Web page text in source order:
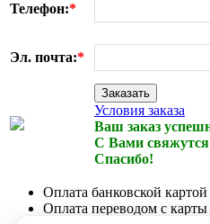
Телефон:*
Эл. почта:*
Заказать
Условия заказа
Ваш заказ
С Вами
Спасибо!
Оплата банковской
Оплата переводом с карты